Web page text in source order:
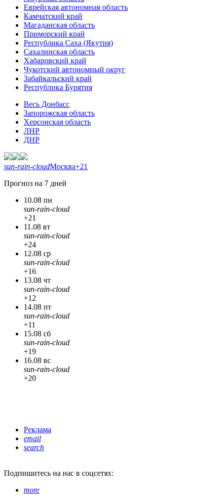
Еврейская автономная область
Камчатский край
Магаданская область
Приморский край
Республика Саха (Якутия)
Сахалинская область
Хабаровский край
Чукотский автономный округ
Забайкальский край
Республика Бурятия
Весь Донбасс
Запорожская область
Херсонская область
ЛНР
ДНР
sun-rain-cloudМосква+21
Прогноз на 7 дней
10.08 пн
sun-rain-cloud
+21
11.08 вт
sun-rain-cloud
+24
12.08 ср
sun-rain-cloud
+16
13.08 чт
sun-rain-cloud
+12
14.08 пт
sun-rain-cloud
+11
15.08 сб
sun-rain-cloud
+19
16.08 вс
sun-rain-cloud
+20
Реклама
email
search
Подпишитесь на нас в соцсетях:
more